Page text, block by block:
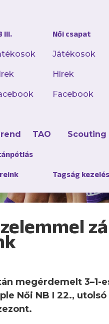
III. Női csapat
Játékosok
Hírek
Facebook
TAO Scouting
Tagság
megérdemelt 3–1-
Női NB I 22.,